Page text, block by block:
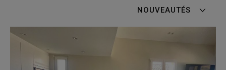
propriétés rares.NOUVEAUTÉS